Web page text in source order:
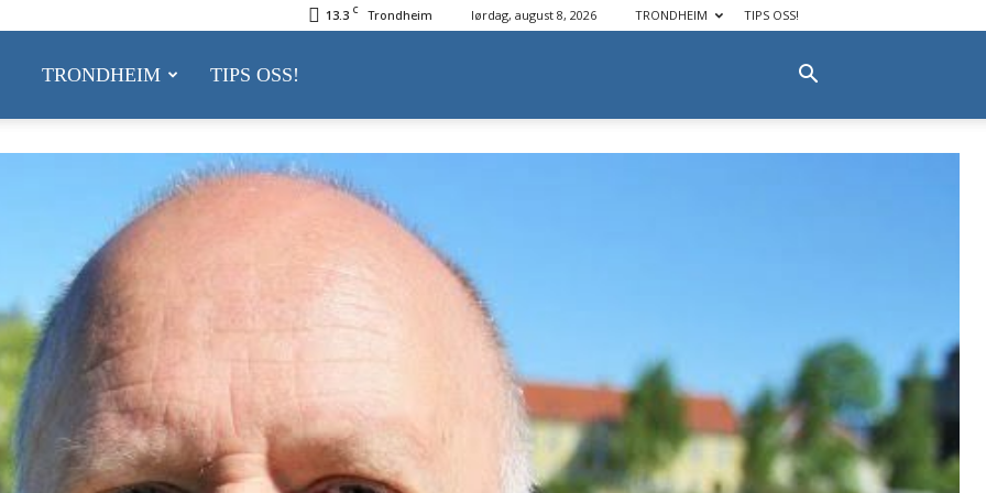
13.3 C Trondheim lørdag, august 8, 2026 TRONDHEIM TIPS OSS!
TRONDHEIM TIPS OSS!